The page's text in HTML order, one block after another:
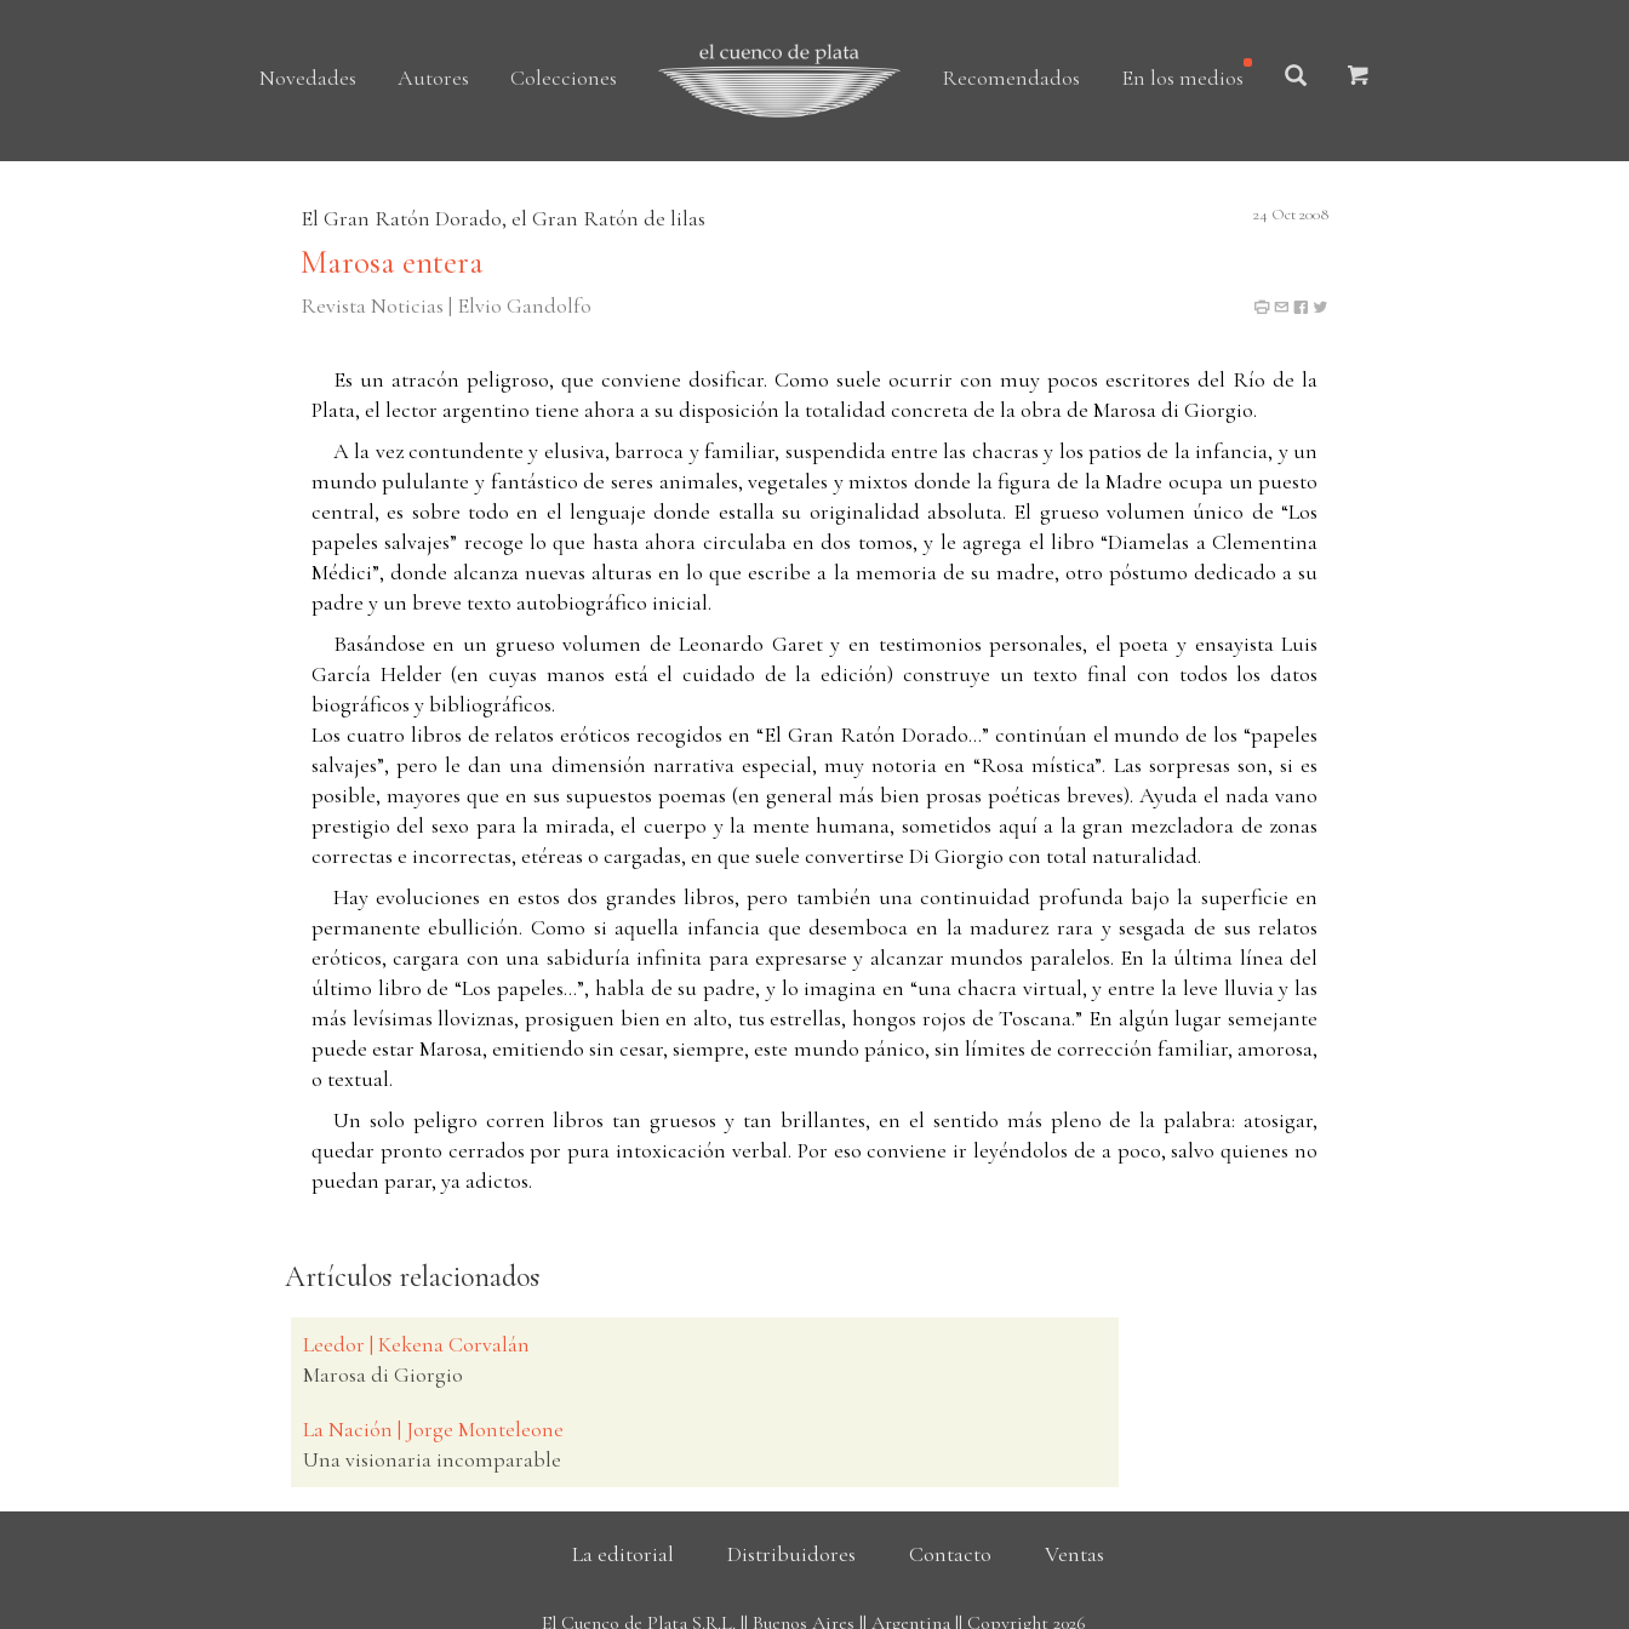
Novedades Autores Colecciones Recomendados En los medios
El Gran Ratón Dorado, el Gran Ratón de lilas 24 Oct 2008
Marosa entera
Revista Noticias | Elvio Gandolfo
Es un atracón peligroso, que conviene dosificar. Como suele ocurrir con muy pocos escritores del Río de la
Plata, el lector argentino tiene ahora a su disposición la totalidad concreta de la obra de Marosa di Giorgio.
A la vez contundente y elusiva, barroca y familiar, suspendida entre las chacras y los patios de la infancia, y un
mundo pululante y fantástico de seres animales, vegetales y mixtos donde la figura de la Madre ocupa un puesto
central, es sobre todo en el lenguaje donde estalla su originalidad absoluta. El grueso volumen único de “Los
papeles salvajes” recoge lo que hasta ahora circulaba en dos tomos, y le agrega el libro “Diamelas a Clementina
Médici”, donde alcanza nuevas alturas en lo que escribe a la memoria de su madre, otro póstumo dedicado a su
padre y un breve texto autobiográfico inicial.
Basándose en un grueso volumen de Leonardo Garet y en testimonios personales, el poeta y ensayista Luis
García Helder (en cuyas manos está el cuidado de la edición) construye un texto final con todos los datos
biográficos y bibliográficos.
Los cuatro libros de relatos eróticos recogidos en “El Gran Ratón Dorado...” continúan el mundo de los “papeles
salvajes”, pero le dan una dimensión narrativa especial, muy notoria en “Rosa mística”. Las sorpresas son, si es
posible, mayores que en sus supuestos poemas (en general más bien prosas poéticas breves). Ayuda el nada vano
prestigio del sexo para la mirada, el cuerpo y la mente humana, sometidos aquí a la gran mezcladora de zonas
correctas e incorrectas, etéreas o cargadas, en que suele convertirse Di Giorgio con total naturalidad.
Hay evoluciones en estos dos grandes libros, pero también una continuidad profunda bajo la superficie en
permanente ebullición. Como si aquella infancia que desemboca en la madurez rara y sesgada de sus relatos
eróticos, cargara con una sabiduría infinita para expresarse y alcanzar mundos paralelos. En la última línea del
último libro de “Los papeles...”, habla de su padre, y lo imagina en “una chacra virtual, y entre la leve lluvia y las
más levísimas lloviznas, prosiguen bien en alto, tus estrellas, hongos rojos de Toscana.” En algún lugar semejante
puede estar Marosa, emitiendo sin cesar, siempre, este mundo pánico, sin límites de corrección familiar, amorosa,
o textual.
Un solo peligro corren libros tan gruesos y tan brillantes, en el sentido más pleno de la palabra: atosigar,
quedar pronto cerrados por pura intoxicación verbal. Por eso conviene ir leyéndolos de a poco, salvo quienes no
puedan parar, ya adictos.
Artículos relacionados
Leedor | Kekena Corvalán
Marosa di Giorgio
La Nación | Jorge Monteleone
Una visionaria incomparable
La editorial Distribuidores Contacto Ventas
El Cuenco de Plata S.R.L. || Buenos Aires || Argentina || Copyright 2026